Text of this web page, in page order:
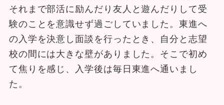
それまで部活に励んだり友人と遊んだりして受
験のことを意識せず過ごしていました。東進へ
の入学を決意し面談を行ったとき、自分と志望
校の間には大きな壁がありました。そこで初め
て焦りを感じ、入学後は毎日東進へ通いまし
た。